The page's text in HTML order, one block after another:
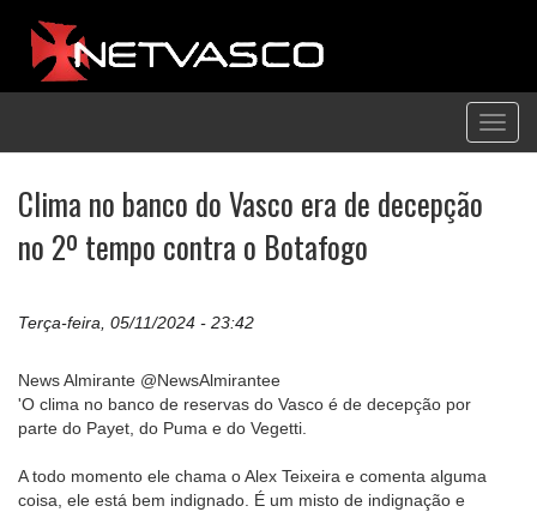
Clima no banco do Vasco era de decepção
no 2º tempo contra o Botafogo
Terça-feira, 05/11/2024 - 23:42
News Almirante @NewsAlmirantee
'O clima no banco de reservas do Vasco é de decepção por
parte do Payet, do Puma e do Vegetti.
A todo momento ele chama o Alex Teixeira e comenta alguma
coisa, ele está bem indignado. É um misto de indignação e